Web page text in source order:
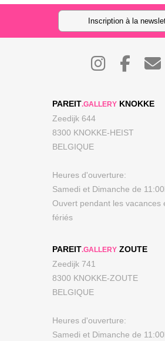
Inscription à la
PAREIT.GALLERY KNOKKE
Zeedijk 644
8300 KNOKKE-HEIST
BELGIQUE
Heures d'ouverture:
Samedi et Dimanche de
Ouvert pendant les vacances
fériés
PAREIT.GALLERY ZOUTE
Zeedijk 741
8300 KNOKKE-ZOUTE
BELGIQUE
Heures d'ouverture:
Samedi et Dimanche de